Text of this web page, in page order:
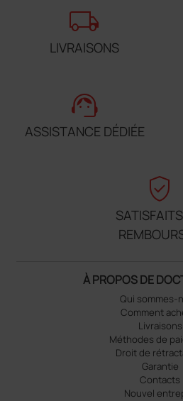
local_shipping
LIVRAISONS
support_agent
ASSISTANCE DÉDIÉE
verified_user
À PROPOS DE
Qui sommes-
Comment
Livraisons
Méthodes de
Droit de
Garantie
Contacts
Nouvel